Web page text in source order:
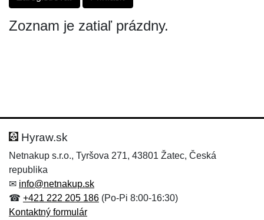
Zoznam je zatiaľ prázdny.
Hyraw.sk
Netnakup s.r.o., Tyršova 271, 43801 Žatec, Česká
republika
✉ info@netnakup.sk
☎ +421 222 205 186 (Po-Pi 8:00-16:30)
Kontaktný formulár